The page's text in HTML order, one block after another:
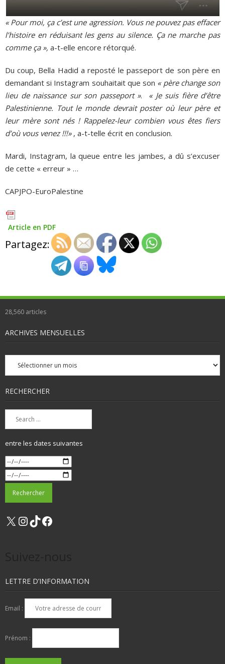
« Pour moi, ça c’est une agression. Vous ne pouvez pas effacer
l’histoire en réduisant les gens au silence. Ça ne marche pas
comme ça », a-t-elle encore rétorqué.
Du coup, Bella Hadid a reposté le passeport de son père en
demandant si Instagram souhaitait que son « père change son
lieu de naissance sur son passeport ». « Je suis fière d’être
Palestinienne. Tout le monde devrait poster où leur père et
leur mère sont nés ! Rappelez-leur combien vous êtes fiers
d’où vous venez !!!» , a-t-telle écrit en conclusion.
Mardi, Instagram, la queue entre les jambes, a dû s’excuser
de cette « erreur » …
CAPJPO-EuroPalestine
Article en PDF
Partagez:
28,560 articles
ARCHIVES MENSUELLES
Archives
mensuelles
RECHERCHER
entre les dates suivantes
X Instagram
TikTok
LETTRE D’INFORMATION
Email :
Prénom :